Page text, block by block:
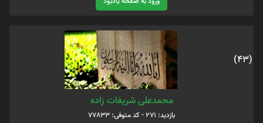
(43)
محمدعلی شریفات زاده
بازدید: 271 - کد متوفی: 77833